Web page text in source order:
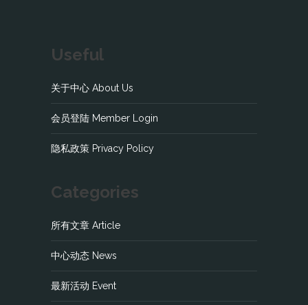
Useful
关于中心 About Us
会员登陆 Member Login
隐私政策 Privacy Policy
Categories
所有文章 Article
中心动态 News
最新活动 Event